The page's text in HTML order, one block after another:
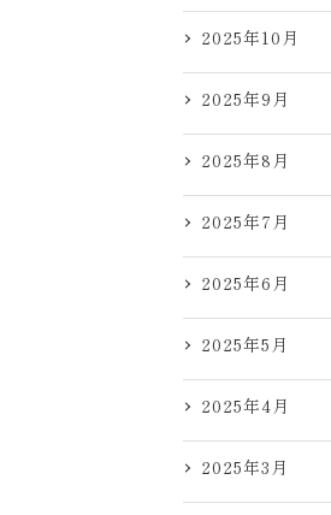
2025年10月
2025年9月
2025年8月
2025年7月
2025年6月
2025年5月
2025年4月
2025年3月